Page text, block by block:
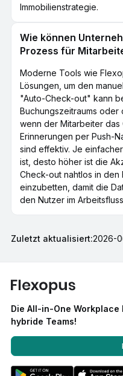
Immobilienstrategie.
Wie können
Prozess für
Moderne Tools wie
Lösungen, um den
"Auto-Check-out" kann
Buchungszeitraums oder
wenn der Mitarbeiter das
Erinnerungen per Push-
sind effektiv. Je
ist, desto höher ist die
Check-out nahtlos in
einzubetten, damit die
den Nutzer im
Zuletzt aktualisiert:2026-
Die All-in-One
hybride Teams!